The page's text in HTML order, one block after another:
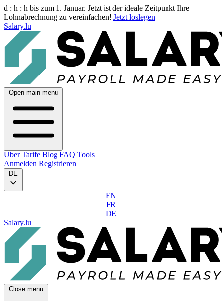
d : h : h bis zum 1. Januar. Jetzt ist der ideale Zeitpunkt Ihre
Lohnabrechnung zu vereinfachen! Jetzt loslegen
Salary.lu
Open main menu
Über Tarife Blog FAQ Tools
Anmelden Registrieren
DE
EN
FR
DE
Salary.lu
Close menu